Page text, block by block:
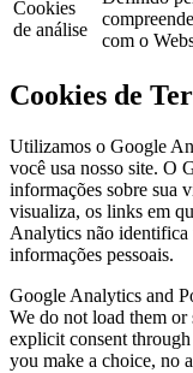
Cookies
de análise
com o
Cookies de
Utilizamos o Google
você usa nosso site. O
informações sobre sua
visualiza, os links em
Analytics não identifica
informações pessoais.
Google Analytics and
We do not load them
explicit consent
you make a choice, no